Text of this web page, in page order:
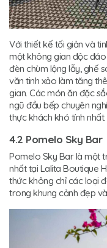
Với thiết kế tối giản và
một không gian độc đáo
đèn chùm lộng lẫy, ghế
văn tinh xảo làm tăng
gian. Các món ăn đặc
ngũ đầu bếp chuyên
thực khách khó tính nhất.
4.2 Pomelo Sky Bar
Pomelo Sky Bar là một
nhất tại Lalita Boutique
thức không chỉ các loại
trong khung cảnh đẹp